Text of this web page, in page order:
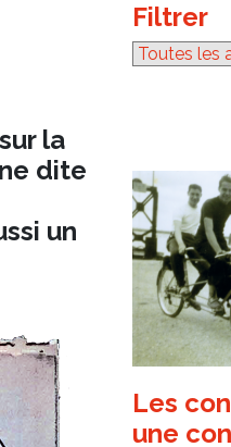
la
dite
un
Filtrer
Les
une